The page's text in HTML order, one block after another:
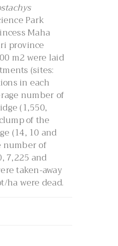
Park
Maha
province
m2 were laid
(sites:
in each
number of
(1,550,
of the
(14, 10 and
number of
7,225 and
taken-away
ha were dead.